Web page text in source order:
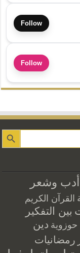
Follow
Follow
أدب وشعر
القرآن الكريم
بين التفكير
دين
رمضانيات